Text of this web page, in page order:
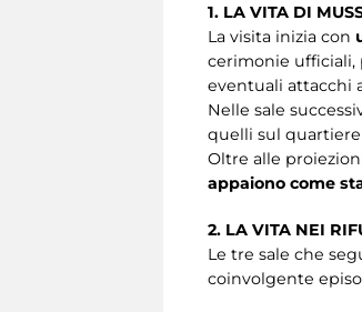
1. LA VITA DI
La visita inizia con
cerimonie ufficiali,
eventuali attacchi
Nelle sale
quelli sul quartiere
Oltre alle
appaiono come
2. LA VITA NEI
Le tre sale che
coinvolgente